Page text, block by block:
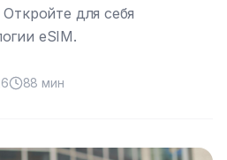
для себя
eSIM.
88 мин